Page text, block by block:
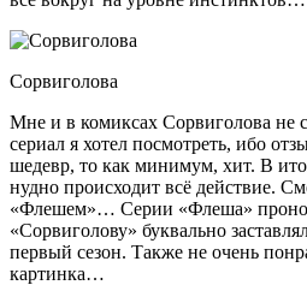
Сорвиголова
Мне и в комиксах Сорвиголова не
сериал я хотел посмотреть, ибо
шедевр, то как минимум, хит. В
нудно происходит всё действие.
«Флешем»… Серии «Флеша»
«Сорвиголову» буквально
первый сезон. Также не очень
картинка…